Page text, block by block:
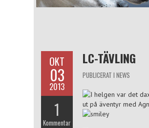
OKT
03
2013
1
Kommentar
LC-TÄVLING
PUBLICERAT I NEWS
I helgen var det
ut på äventyr med